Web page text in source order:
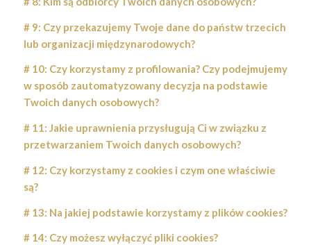
# 9: Czy przekazujemy Twoje dane do państw trzecich
lub organizacji międzynarodowych?
# 10: Czy korzystamy z profilowania? Czy podejmujemy
w sposób zautomatyzowany decyzja na podstawie
Twoich danych osobowych?
# 11: Jakie uprawnienia przysługują Ci w związku z
przetwarzaniem Twoich danych osobowych?
# 12: Czy korzystamy z cookies i czym one właściwie
są?
# 13: Na jakiej podstawie korzystamy z plików cookies?
# 14: Czy możesz wyłączyć pliki cookies?